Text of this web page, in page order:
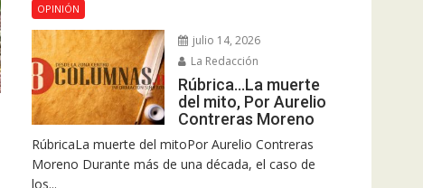
OPINIÓN
julio 14, 2026
La Redacción
Rúbrica…La muerte
del mito, Por Aurelio
Contreras Moreno
RúbricaLa muerte del mitoPor Aurelio Contreras
Moreno Durante más de una década, el caso de
los...